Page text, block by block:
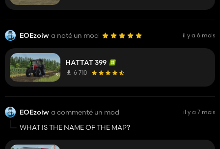
EOEzoiw a noté un mod il y a 6 mois
HATTAT 399
6 710
EOEzoiw a commenté un mod il y a 7 mois
WHAT IS THE NAME OF THE MAP?